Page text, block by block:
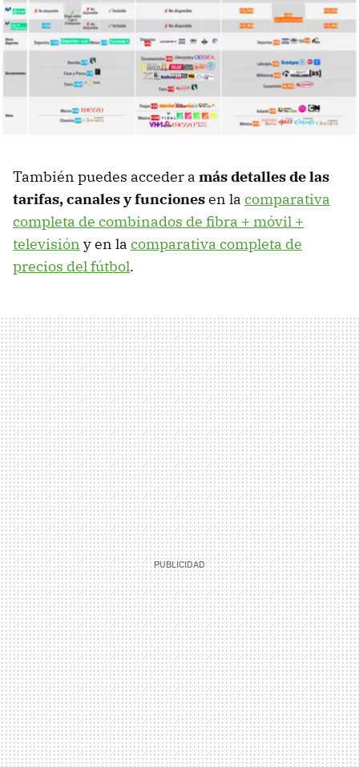
También puedes acceder a más detalles de las
tarifas, canales y funcionesen la comparativa
completa de combinados de fibra + móvil +
televisión y en la comparativa completa de
precios del fútbol.